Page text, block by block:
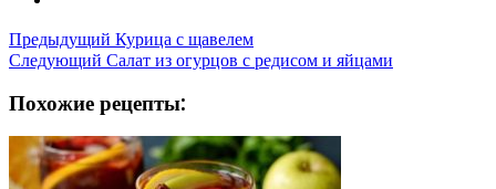
Предыдущий Курица с щавелем
Следующий Салат из огурцов с редисом и яйцами
Похожие рецепты: